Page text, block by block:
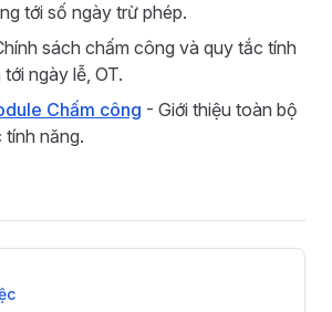
tới số ngày trừ phép.
sách chấm công và quy tắc tính
ngày lễ, OT.
Chấm công - Giới thiệu toàn bộ
năng.